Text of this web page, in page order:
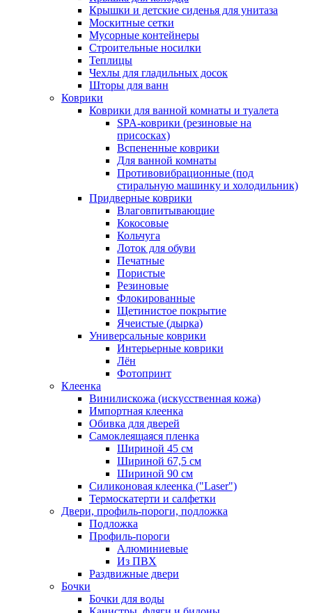
Крышки и детские сиденья для унитаза
Москитные сетки
Мусорные контейнеры
Строительные носилки
Теплицы
Чехлы для гладильных досок
Шторы для ванн
Коврики
Коврики для ванной комнаты и туалета
SPA-коврики (резиновые на
присосках)
Вспененные коврики
Для ванной комнаты
Противовибрационные (под
стиральную машинку и холодильник)
Придверные коврики
Влаговпитывающие
Кокосовые
Кольчуга
Лоток для обуви
Печатные
Пористые
Резиновые
Флокированные
Щетинистое покрытие
Ячеистые (дырка)
Универсальные коврики
Интерьерные коврики
Лён
Фотопринт
Клеенка
Винилискожа (искусственная кожа)
Импортная клеенка
Обивка для дверей
Самоклеящаяся пленка
Шириной 45 см
Шириной 67,5 см
Шириной 90 см
Силиконовая клеенка ("Laser")
Термоскатерти и салфетки
Двери, профиль-пороги, подложка
Подложка
Профиль-пороги
Алюминиевые
Из ПВХ
Раздвижные двери
Бочки
Бочки для воды